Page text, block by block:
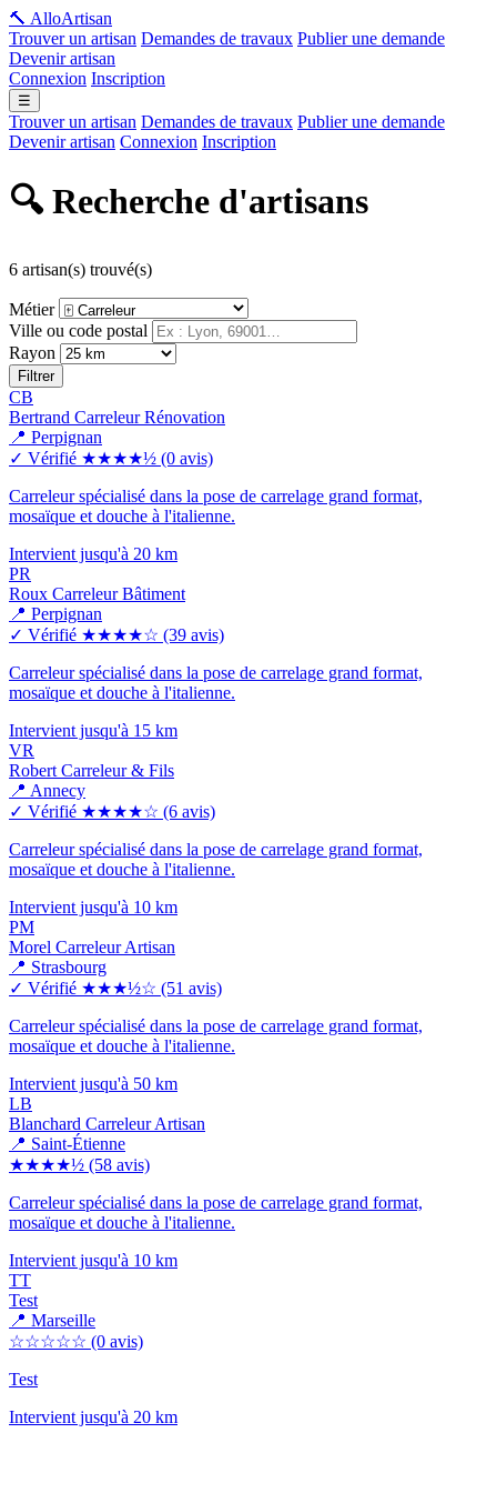
🔨 AlloArtisan
Trouver un artisan Demandes de travaux Publier une demande
Devenir artisan
Connexion Inscription
☰
Trouver un artisan Demandes de travaux Publier une demande
Devenir artisan Connexion Inscription
🔍 Recherche d'artisans
6 artisan(s) trouvé(s)
Métier
Ville ou code postal
Rayon
Filtrer
CB
Bertrand Carreleur Rénovation
📍 Perpignan
✓ Vérifié ★★★★½ (0 avis)
Carreleur spécialisé dans la pose de carrelage grand format,
mosaïque et douche à l'italienne.
Intervient jusqu'à 20 km
PR
Roux Carreleur Bâtiment
📍 Perpignan
✓ Vérifié ★★★★☆ (39 avis)
Carreleur spécialisé dans la pose de carrelage grand format,
mosaïque et douche à l'italienne.
Intervient jusqu'à 15 km
VR
Robert Carreleur & Fils
📍 Annecy
✓ Vérifié ★★★★☆ (6 avis)
Carreleur spécialisé dans la pose de carrelage grand format,
mosaïque et douche à l'italienne.
Intervient jusqu'à 10 km
PM
Morel Carreleur Artisan
📍 Strasbourg
✓ Vérifié ★★★½☆ (51 avis)
Carreleur spécialisé dans la pose de carrelage grand format,
mosaïque et douche à l'italienne.
Intervient jusqu'à 50 km
LB
Blanchard Carreleur Artisan
📍 Saint-Étienne
★★★★½ (58 avis)
Carreleur spécialisé dans la pose de carrelage grand format,
mosaïque et douche à l'italienne.
Intervient jusqu'à 10 km
TT
Test
📍 Marseille
☆☆☆☆☆ (0 avis)
Test
Intervient jusqu'à 20 km